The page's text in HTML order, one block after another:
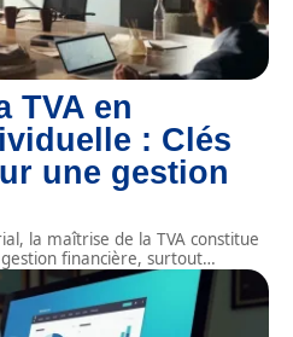
TVA en
: Clés
une gestion
la maîtrise de la TVA constitue
financière, surtout…